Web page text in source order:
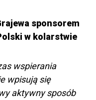
sponsorem
w kolarstwie
wspierania
wpisują się
aktywny sposób